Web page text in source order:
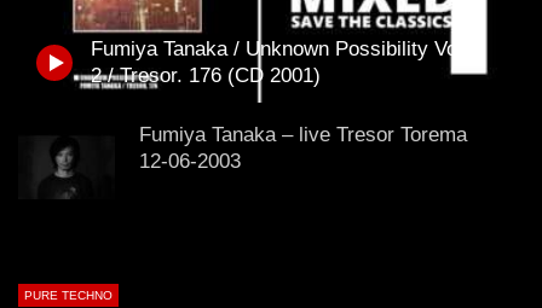
Später
01:31:35
Miss Djax – Cherry Moon –
Lokeren Belgium (1996)
01:53:01
Torsten Kanzler
Fumiya Tanaka / Unknown Possibility Vol.
2 / Tresor. 176 (CD 2001)
Fumiya Tanaka – live Tresor Torema
12-06-2003
PURE TECHNO